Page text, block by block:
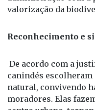
identidade local e
administração com a
De acordo com a
canindés escolheram
natural, convivendo